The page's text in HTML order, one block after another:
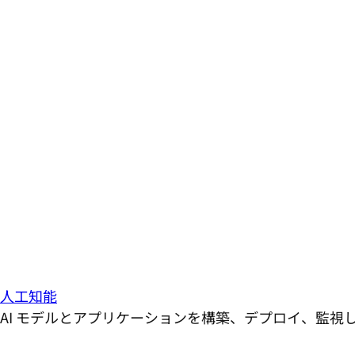
人工知能
AI モデルとアプリケーションを構築、デプロイ、監視